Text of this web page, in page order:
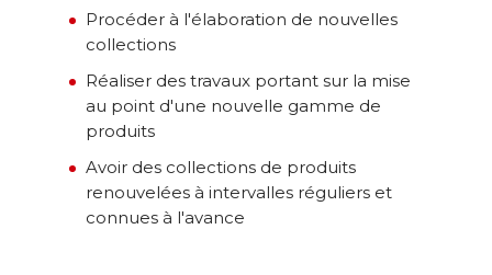
Procéder à l'élaboration de nouvelles
collections
Réaliser des travaux portant sur la mise
au point d'une nouvelle gamme de
produits
Avoir des collections de produits
renouvelées à intervalles réguliers et
connues à l'avance